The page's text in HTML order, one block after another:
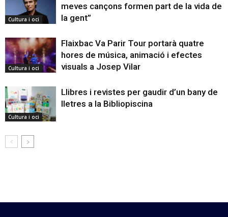
Cultura i oci
meves cançons formen part de la vida de
la gent”
Cultura i oci
Flaixbac Va Parir Tour portarà quatre
hores de música, animació i efectes
visuals a Josep Vilar
Cultura i oci
Llibres i revistes per gaudir d’un bany de
lletres a la Bibliopiscina